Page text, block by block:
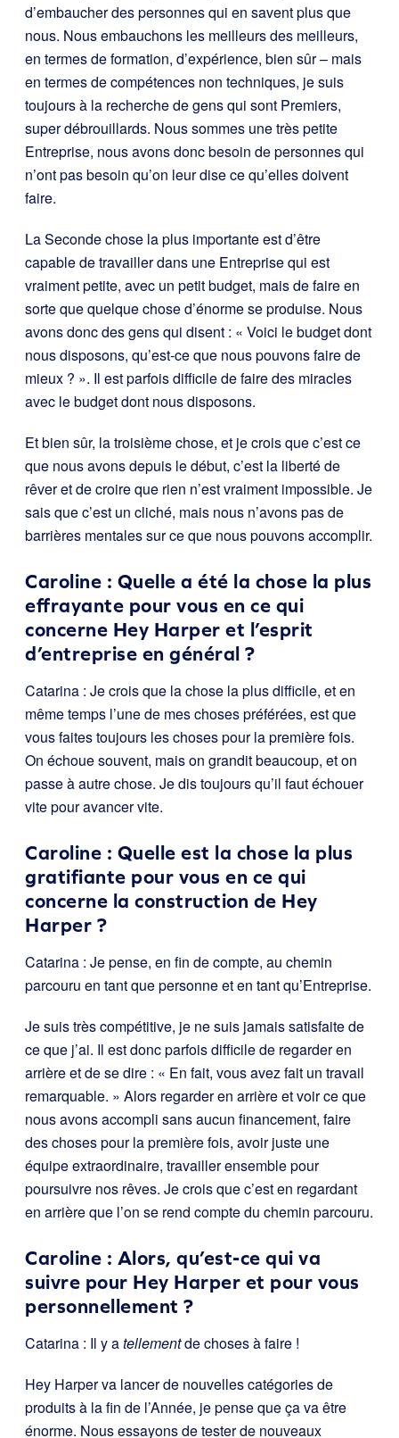
d’embaucher des personnes qui en savent plus que
nous. Nous embauchons les meilleurs des meilleurs,
en termes de formation, d’expérience, bien sûr – mais
en termes de compétences non techniques, je suis
toujours à la recherche de gens qui sont Premiers,
super débrouillards. Nous sommes une très petite
Entreprise, nous avons donc besoin de personnes qui
n’ont pas besoin qu’on leur dise ce qu’elles doivent
faire.
La Seconde chose la plus importante est d’être
capable de travailler dans une Entreprise qui est
vraiment petite, avec un petit budget, mais de faire en
sorte que quelque chose d’énorme se produise. Nous
avons donc des gens qui disent : « Voici le budget dont
nous disposons, qu’est-ce que nous pouvons faire de
mieux ? ». Il est parfois difficile de faire des miracles
avec le budget dont nous disposons.
Et bien sûr, la troisième chose, et je crois que c’est ce
que nous avons depuis le début, c’est la liberté de
rêver et de croire que rien n’est vraiment impossible. Je
sais que c’est un cliché, mais nous n’avons pas de
barrières mentales sur ce que nous pouvons accomplir.
Caroline : Quelle a été la chose la plus
effrayante pour vous en ce qui
concerne Hey Harper et l’esprit
d’entreprise en général ?
Catarina : Je crois que la chose la plus difficile, et en
même temps l’une de mes choses préférées, est que
vous faites toujours les choses pour la première fois.
On échoue souvent, mais on grandit beaucoup, et on
passe à autre chose. Je dis toujours qu’il faut échouer
vite pour avancer vite.
Caroline : Quelle est la chose la plus
gratifiante pour vous en ce qui
concerne la construction de Hey
Harper ?
Catarina : Je pense, en fin de compte, au chemin
parcouru en tant que personne et en tant qu’Entreprise.
Je suis très compétitive, je ne suis jamais satisfaite de
ce que j’ai. Il est donc parfois difficile de regarder en
arrière et de se dire : « En fait, vous avez fait un travail
remarquable. » Alors regarder en arrière et voir ce que
nous avons accompli sans aucun financement, faire
des choses pour la première fois, avoir juste une
équipe extraordinaire, travailler ensemble pour
poursuivre nos rêves. Je crois que c’est en regardant
en arrière que l’on se rend compte du chemin parcouru.
Caroline : Alors, qu’est-ce qui va
suivre pour Hey Harper et pour vous
personnellement ?
Catarina : Il y atellementde choses à faire !
Hey Harper va lancer de nouvelles catégories de
produits à la fin de l’Année, je pense que ça va être
énorme. Nous essayons de tester de nouveaux